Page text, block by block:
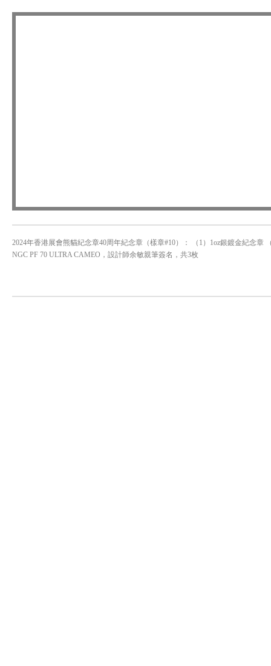
2024年香港展會熊貓紀念章40周年紀念章（樣章#10）： （1）1oz銀鍍金紀念章
NGC PF 70 ULTRA CAMEO，設計師余敏親筆簽名，共3枚